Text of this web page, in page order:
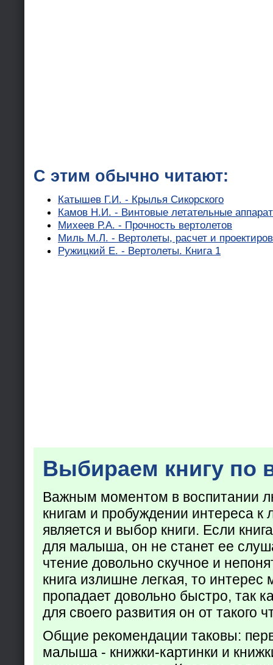
С этим обычно читают:
Катышев Г.И. - Крылья Сикорского
Камов Н.И. - Винтовые летательные
Михеев Р.А. - Прочность вертолетов
Миль М.Л. - Вертолеты, расчет и
Ружицкий Е. - Вертолеты. Книга 1
Выбираем книгу по
Важным моментом в воспитании
книгам и пробуждении интереса к
является и выбор книги. Если
для малыша, он не станет ее
чтение довольно скучное и
книга излишне легкая, то
пропадает довольно быстро, так
для своего развития он от такого
Общие рекомендации таковы:
малыша - книжки-картинки и